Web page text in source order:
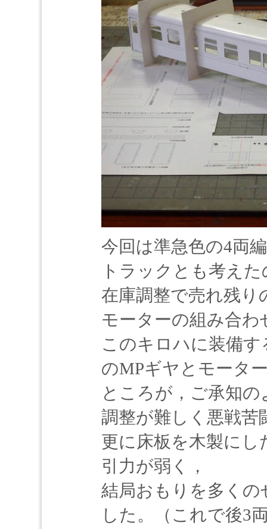
今回は準急色の4両
トラックとも考え
在庫調整で売れ残
モーターの組み合わ
このキロハに装備
のMPギヤとモータ
ところが，ご承知
調整が難しく悪戦苦
更に床板を木製に
引力が弱く，
結局おもりを多く
した。（これで後3